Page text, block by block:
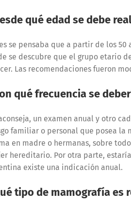
qué edad se debe
se pensaba que a partir de los 50
se descubre que el grupo etario
Las recomendaciones fueron
qué frecuencia se
un examen anual y otro
familiar o personal que posea la
en madre o hermanas, sobre
hereditario. Por otra parte,
existe una indicación anual.
tipo de mamografía es